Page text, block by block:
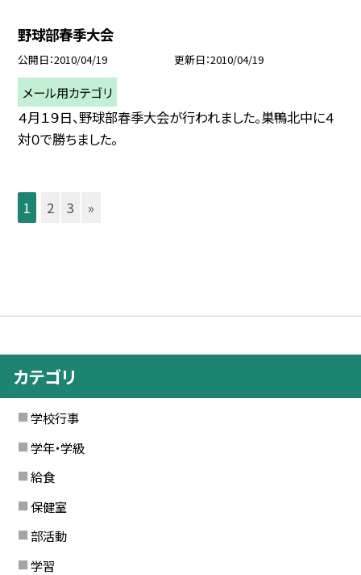
野球部春季大会
公開日 2010/04/19 更新日 2010/04/19
メール用カテゴリ
４月１９日、野球部春季大会が行われました。巣鴨北中に４
対０で勝ちました。
1 2 3 »
カテゴリ
学校行事
学年・学級
給食
保健室
部活動
学習